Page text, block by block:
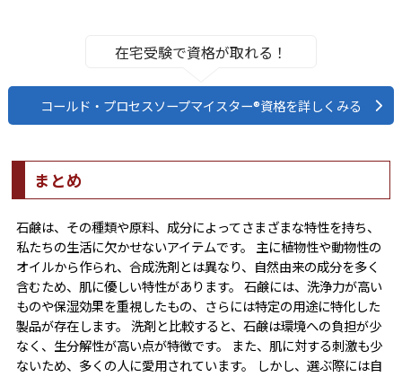
在宅受験で資格が取れる！
コールド・プロセスソープマイスター®資格を詳しくみる
まとめ
石鹸は、その種類や原料、成分によってさまざまな特性を持ち、
私たちの生活に欠かせないアイテムです。 主に植物性や動物性の
オイルから作られ、合成洗剤とは異なり、自然由来の成分を多く
含むため、肌に優しい特性があります。 石鹸には、洗浄力が高い
ものや保湿効果を重視したもの、さらには特定の用途に特化した
製品が存在します。 洗剤と比較すると、石鹸は環境への負担が少
なく、生分解性が高い点が特徴です。 また、肌に対する刺激も少
ないため、多くの人に愛用されています。 しかし、選ぶ際には自